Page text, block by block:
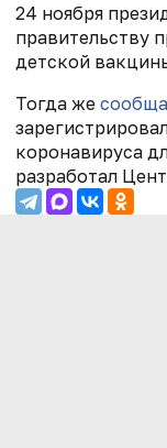
24 ноября
правительству
детской
Тогда же
коронавируса
разработал